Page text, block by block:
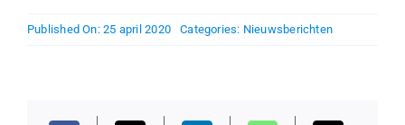
Published On: 25 april 2020 Categories: Nieuwsberichten